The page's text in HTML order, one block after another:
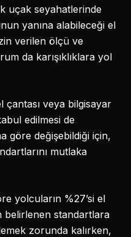
uçak seyahatlerinde
yanına alabileceği el
verilen ölçü ve
da karışıklıklara yol
çantası veya bilgisayar
edilmesi de
göre değişebildiği için,
mutlaka
yolcuların %27’si el
belirlenen standartlara
zorunda kalırken,